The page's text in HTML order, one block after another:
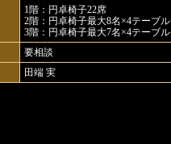
1階：円卓椅子22席
2階：円卓椅子最大8名×4テーブル
3階：円卓椅子最大7名×4テーブル
要相談
田端 実